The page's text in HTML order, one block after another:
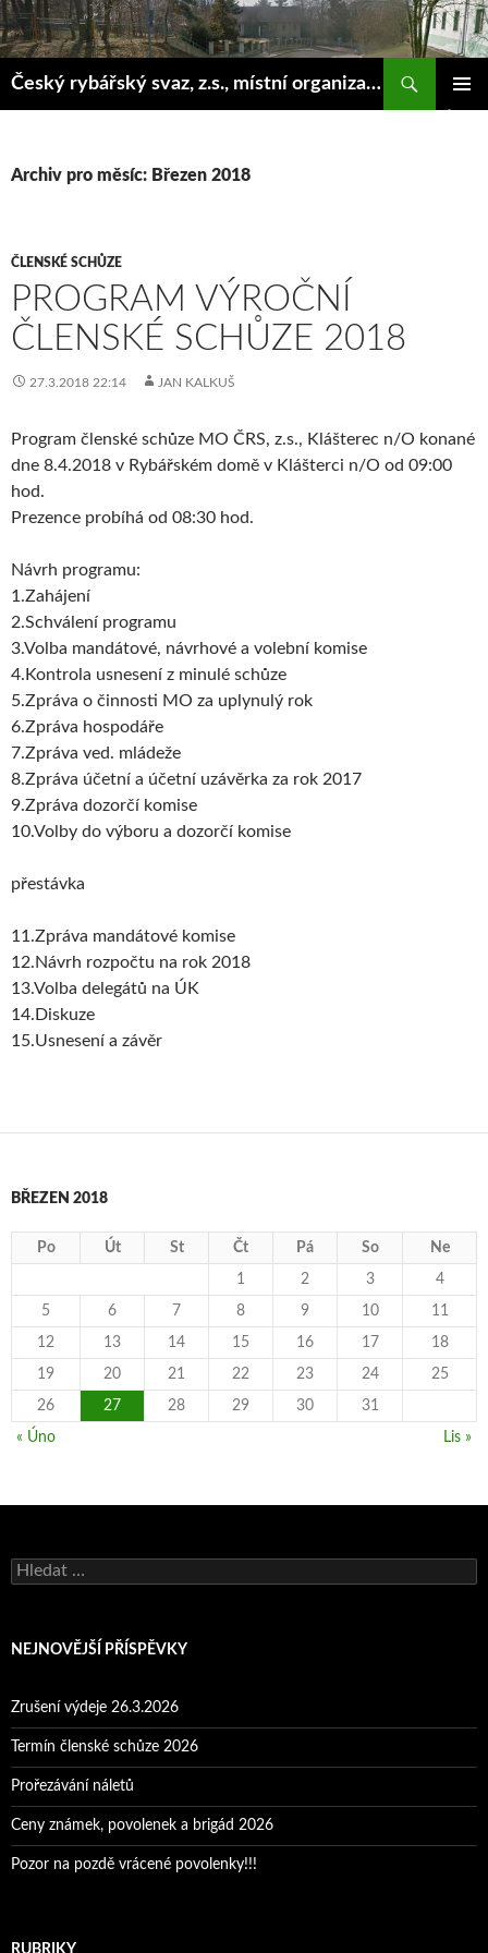
Český rybářský svaz, z.s., místní organizace Klášterec nad Ohří
Hledat
WEBU
Archiv pro měsíc: Březen 2018
ČLENSKÉ SCHŮZE
PROGRAM VÝROČNÍ
ČLENSKÉ SCHŮZE 2018
27.3.2018 22:14 JAN KALKUŠ
Program členské schůze MO ČRS, z.s., Klášterec n/O konané
dne 8.4.2018 v Rybářském domě v Klášterci n/O od 09:00
hod.
Prezence probíhá od 08:30 hod.
Návrh programu:
1.Zahájení
2.Schválení programu
3.Volba mandátové, návrhové a volební komise
4.Kontrola usnesení z minulé schůze
5.Zpráva o činnosti MO za uplynulý rok
6.Zpráva hospodáře
7.Zpráva ved. mládeže
8.Zpráva účetní a účetní uzávěrka za rok 2017
9.Zpráva dozorčí komise
10.Volby do výboru a dozorčí komise
přestávka
11.Zpráva mandátové komise
12.Návrh rozpočtu na rok 2018
13.Volba delegátů na ÚK
14.Diskuze
15.Usnesení a závěr
BŘEZEN 2018
Po Út St Čt Pá So Ne
1 2 3 4
5 6 7 8 9 10 11
12 13 14 15 16 17 18
19 20 21 22 23 24 25
26 27 28 29 30 31
« Úno Lis »
Vyhledávání
NEJNOVĚJŠÍ PŘÍSPĚVKY
Zrušení výdeje 26.3.2026
Termín členské schůze 2026
Prořezávání náletů
Ceny známek, povolenek a brigád 2026
Pozor na pozdě vrácené povolenky!!!